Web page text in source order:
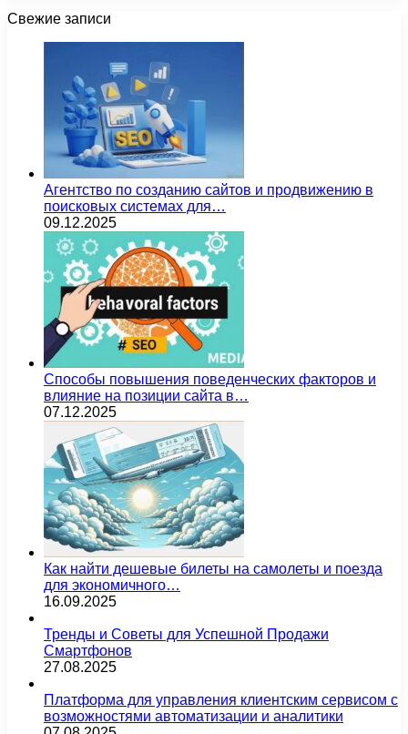
Свежие записи
Агентство по созданию сайтов и продвижению в
поисковых системах для…
09.12.2025
Способы повышения поведенческих факторов и
влияние на позиции сайта в…
07.12.2025
Как найти дешевые билеты на самолеты и поезда
для экономичного…
16.09.2025
Тренды и Советы для Успешной Продажи
Смартфонов
27.08.2025
Платформа для управления клиентским сервисом с
возможностями автоматизации и аналитики